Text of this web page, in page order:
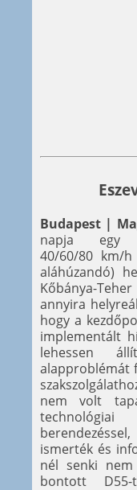
Budapest |
napja egy
40/60/80 km/h
aláhúzandó)
Kőbánya-
annyira
hogy a
implementált
lehessen
alapproblémát
nem volt
ismerték és
nél senki
bontott